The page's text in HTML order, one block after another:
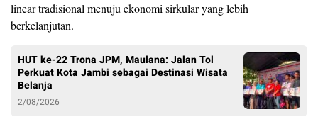
linear tradisional menuju ekonomi sirkular yang lebih
berkelanjutan.
HUT ke-22 Trona JPM, Maulana: Jalan Tol
Perkuat Kota Jambi sebagai Destinasi Wisata
Belanja
2/08/2026